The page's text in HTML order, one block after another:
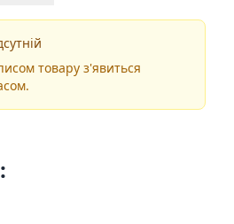
товару з'явиться